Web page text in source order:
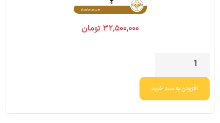
۳۲,۵۰۰,۰۰۰ تومان
افزودن به سبد خرید